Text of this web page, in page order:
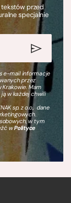
przed
specjalnie
e-mail informacje
przez
Krakowie. Mam
w każdej chwili
sp. z o.o., dane
w tym
wPolityce